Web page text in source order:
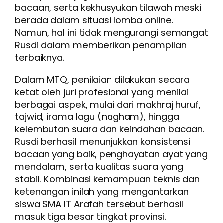
bacaan, serta kekhusyukan tilawah meski
berada dalam situasi lomba online.
Namun, hal ini tidak mengurangi semangat
Rusdi dalam memberikan penampilan
terbaiknya.
Dalam MTQ, penilaian dilakukan secara
ketat oleh juri profesional yang menilai
berbagai aspek, mulai dari makhraj huruf,
tajwid, irama lagu (nagham), hingga
kelembutan suara dan keindahan bacaan.
Rusdi berhasil menunjukkan konsistensi
bacaan yang baik, penghayatan ayat yang
mendalam, serta kualitas suara yang
stabil. Kombinasi kemampuan teknis dan
ketenangan inilah yang mengantarkan
siswa SMA IT Arafah tersebut berhasil
masuk tiga besar tingkat provinsi.